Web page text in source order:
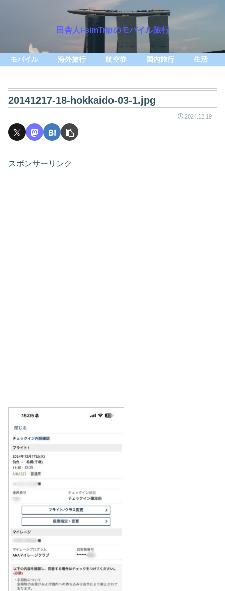
田舎人i-simTripのモバイル旅行
モバイル 海外旅行 航空券 国内旅行 生活
20141217-18-hokkaido-03-1.jpg
2024.12.19
スポンサーリンク